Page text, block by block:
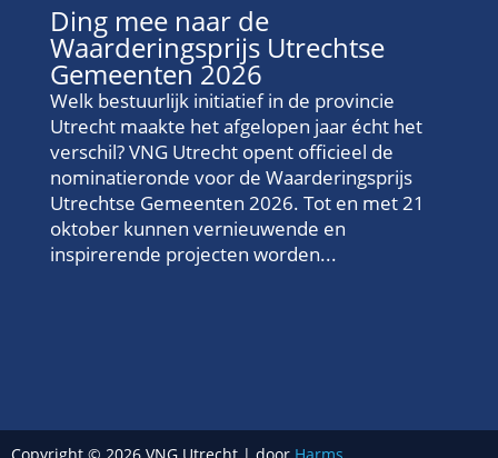
Ding mee naar de
Waarderingsprijs Utrechtse
Gemeenten 2026
Welk bestuurlijk initiatief in de provincie
Utrecht maakte het afgelopen jaar écht het
verschil? VNG Utrecht opent officieel de
nominatieronde voor de Waarderingsprijs
Utrechtse Gemeenten 2026. Tot en met 21
oktober kunnen vernieuwende en
inspirerende projecten worden...
Copyright © 2026 VNG Utrecht | door Harms